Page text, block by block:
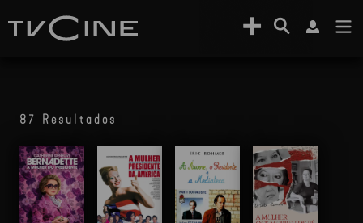
87 Resultados